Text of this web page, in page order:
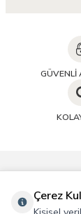
GÜVENLİ
Çerez